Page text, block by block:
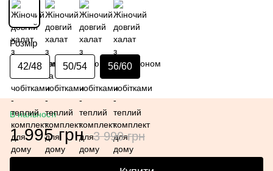
Розмір
42/48 50/54 56/60
В наявності
1 995 грн 3 990 грн